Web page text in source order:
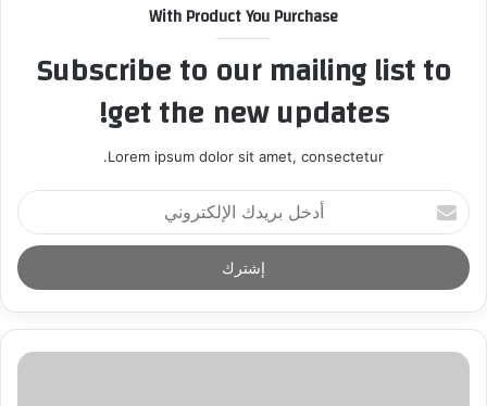
With Product You Purchase
Subscribe to our mailing list to
get the new updates!
Lorem ipsum dolor sit amet, consectetur.
أ
د
خ
ل
ر
د